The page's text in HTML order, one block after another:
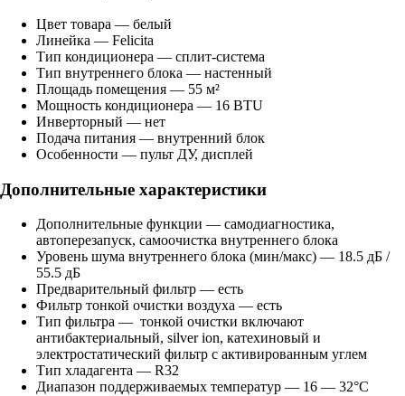
Цвет товара — белый
Линейка — Felicita
Тип кондиционера — сплит-система
Тип внутреннего блока — настенный
Площадь помещения — 55 м²
Мощность кондиционера — 16 BTU
Инверторный — нет
Подача питания — внутренний блок
Особенности — пульт ДУ, дисплей
Дополнительные характеристики
Дополнительные функции — самодиагностика,
автоперезапуск, самоочистка внутреннего блока
Уровень шума внутреннего блока (мин/макс) — 18.5 дБ /
55.5 дБ
Предварительный фильтр — есть
Фильтр тонкой очистки воздуха — есть
Тип фильтра — тонкой очистки включают
антибактериальный, silver ion, катехиновый и
электростатический фильтр с активированным углем
Тип хладагента — R32
Диапазон поддерживаемых температур — 16 — 32°С